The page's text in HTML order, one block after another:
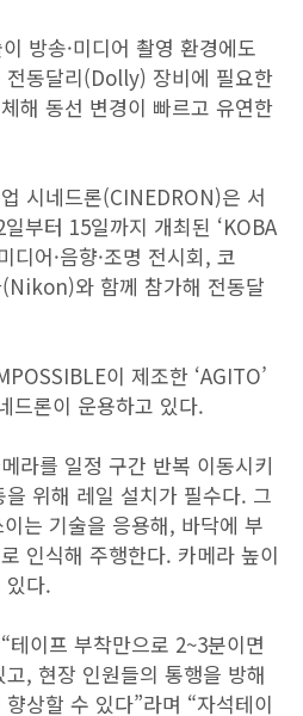
방송·미디어 촬영 환경에도
전동달리(Dolly) 장비에 필요한
해 동선 변경이 빠르고 유연한
시네드론(CINEDRON)은 서
부터 15일까지 개최된 ‘KOBA
디어·음향·조명 전시회, 코
(Nikon)와 함께 참가해 전동달
이 제조한 ‘AGITO’
드론이 운용하고 있다.
라를 일정 구간 반복 이동시키
위해 레일 설치가 필수다. 그
는 기술을 응용해, 바닥에 부
인식해 주행한다. 카메라 높이
있다.
테이프 부착만으로 2~3분이면
, 현장 인원들의 통행을 방해
상할 수 있다”라며 “자석테이